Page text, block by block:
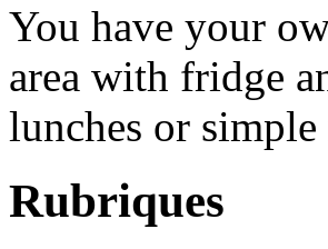
You have your
area with fridge
lunches or simple
Rubriques